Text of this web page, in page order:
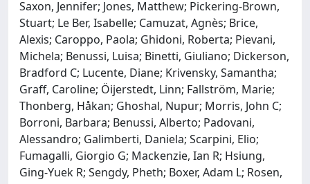
Saxon, Jennifer; Jones, Matthew; Pickering-Brown,
Stuart; Le Ber, Isabelle; Camuzat, Agnès; Brice,
Alexis; Caroppo, Paola; Ghidoni, Roberta; Pievani,
Michela; Benussi, Luisa; Binetti, Giuliano; Dickerson,
Bradford C; Lucente, Diane; Krivensky, Samantha;
Graff, Caroline; Öijerstedt, Linn; Fallström, Marie;
Thonberg, Håkan; Ghoshal, Nupur; Morris, John C;
Borroni, Barbara; Benussi, Alberto; Padovani,
Alessandro; Galimberti, Daniela; Scarpini, Elio;
Fumagalli, Giorgio G; Mackenzie, Ian R; Hsiung,
Ging-Yuek R; Sengdy, Pheth; Boxer, Adam L; Rosen,